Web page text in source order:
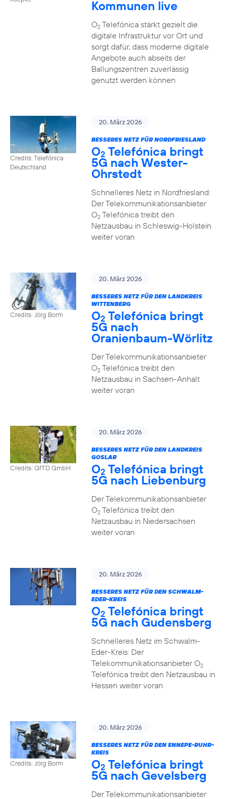
Kommunen live
O2Telefónica stärkt gezielt die
digitale Infrastruktur vor Ort und
sorgt dafür, dass moderne digitale
Angebote auch abseits der
Ballungszentren zuverlässig
genutzt werden können
Credits: Telefónica
Deutschland
20. März 2026
BESSERES NETZ FÜR NORDFRIESLAND
O2 Telefónica bringt
5G nach Wester-
Ohrstedt
Schnelleres Netz in Nordfriesland:
Der Telekommunikationsanbieter
O2Telefónica treibt den
Netzausbau in Schleswig-Holstein
weiter voran
Credits: Jörg Borm
20. März 2026
BESSERES NETZ FÜR DEN LANDKREIS
WITTENBERG
O2 Telefónica bringt
5G nach
Oranienbaum-Wörlitz
Der Telekommunikationsanbieter
O2Telefónica treibt den
Netzausbau in Sachsen-Anhalt
weiter voran
Credits: GfTD GmbH
20. März 2026
BESSERES NETZ FÜR DEN LANDKREIS
GOSLAR
O2 Telefónica bringt
5G nach Liebenburg
Der Telekommunikationsanbieter
O2Telefónica treibt den
Netzausbau in Niedersachsen
weiter voran
20. März 2026
BESSERES NETZ FÜR DEN SCHWALM-
EDER-KREIS
O2 Telefónica bringt
5G nach Gudensberg
Schnelleres Netz im Schwalm-
Eder-Kreis: Der
Telekommunikationsanbieter O2
Telefónica treibt den Netzausbau in
Hessen weiter voran
Credits: Jörg Borm
20. März 2026
BESSERES NETZ FÜR DEN ENNEPE-RUHR-
KREIS
O2 Telefónica bringt
5G nach Gevelsberg
Der Telekommunikationsanbieter